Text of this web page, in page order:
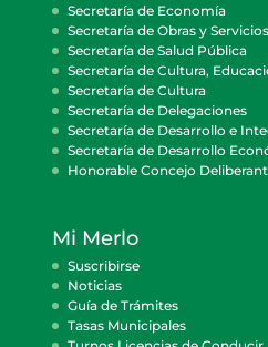
Secretaría de Economía
Secretaría de Obras y
Secretaría de Salud Pública
Secretaría de Cultura,
Secretaría de Cultura
Secretaría de Delegaciones
Secretaría de Desarrollo e
Secretaría de Desarrollo
Honorable Concejo
Mi Merlo
Suscribirse
Noticias
Guía de Trámites
Tasas Municipales